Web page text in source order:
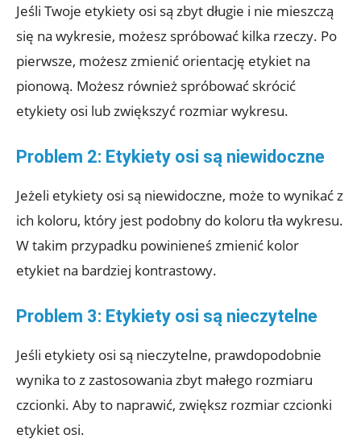
Jeśli Twoje etykiety osi są zbyt długie i nie mieszczą
się na wykresie, możesz spróbować kilka rzeczy. Po
pierwsze, możesz zmienić orientację etykiet na
pionową. Możesz również spróbować skrócić
etykiety osi lub zwiększyć rozmiar wykresu.
Problem 2: Etykiety osi są niewidoczne
Jeżeli etykiety osi są niewidoczne, może to wynikać z
ich koloru, który jest podobny do koloru tła wykresu.
W takim przypadku powinieneś zmienić kolor
etykiet na bardziej kontrastowy.
Problem 3: Etykiety osi są nieczytelne
Jeśli etykiety osi są nieczytelne, prawdopodobnie
wynika to z zastosowania zbyt małego rozmiaru
czcionki. Aby to naprawić, zwiększ rozmiar czcionki
etykiet osi.